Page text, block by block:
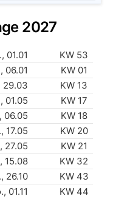
2027
01.01
KW 53
06.01
KW 01
29.03
KW 13
01.05
KW 17
06.05
KW 18
17.05
KW 20
27.05
KW 21
15.08
KW 32
26.10
KW 43
01.11
KW 44